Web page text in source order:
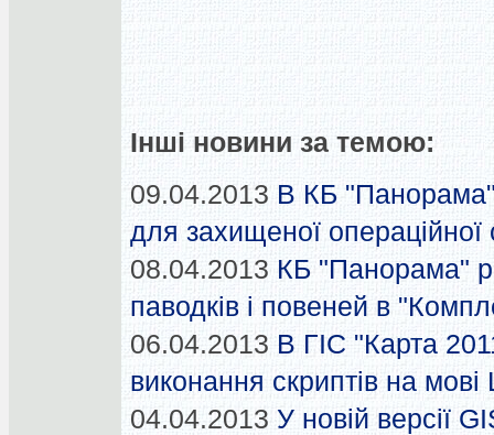
Інші новини за темою:
09.04.2013 В КБ
для захищеної операційної
08.04.2013 КБ "Панорама"
паводків і повеней в
06.04.2013 В ГІС "Карта
виконання скриптів на мові
04.04.2013 У новій версії